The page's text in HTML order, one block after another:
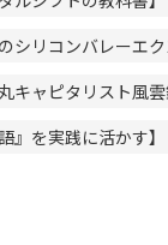
シリコンバレーエク
キャピタリスト風雲
』を実践に活かす】